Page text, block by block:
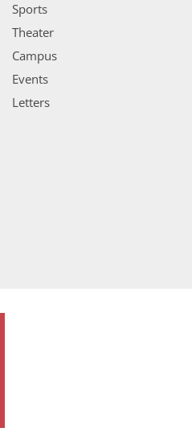
Sports
Theater
Campus
Events
Letters